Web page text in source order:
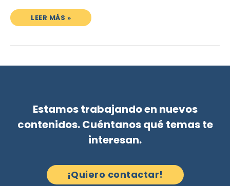
LEER MÁS »
Estamos trabajando en nuevos
contenidos. Cuéntanos qué temas te
interesan.
¡Quiero contactar!